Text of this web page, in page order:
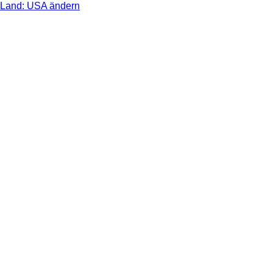
Land: USA ändern